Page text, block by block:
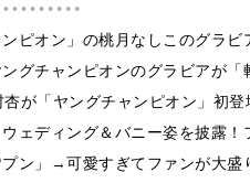
ンピオン」の桃月なしこのグラ
グチャンピオンのグラビアが「
が「ヤングチャンピオン」初
ェディング＆バニー姿を披露！
ン」→可愛すぎてファンが大盛